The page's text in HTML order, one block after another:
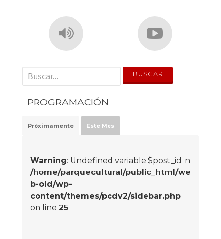
' . __('Search for:') . '
PROGRAMACIÓN
Próximamente Este Mes
Warning: Undefined variable $post_id in
/home/parquecultural/public_html/we
b-old/wp-
content/themes/pcdv2/sidebar.php
on line 25